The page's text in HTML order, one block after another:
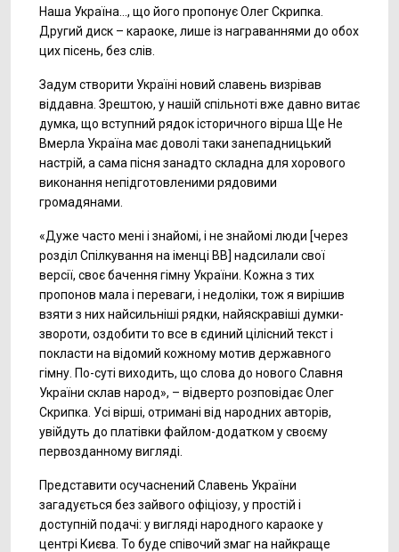
Наша Україна..., що його пропонує Олег Скрипка.
Другий диск – караоке, лише із награваннями до обох
цих пісень, без слів.
Задум створити Україні новий славень визрівав
віддавна. Зрештою, у нашій спільноті вже давно витає
думка, що вступний рядок історичного вірша Ще Не
Вмерла Україна має доволі таки занепадницький
настрій, а сама пісня занадто складна для хорового
виконання непідготовленими рядовими
громадянами.
«Дуже часто мені і знайомі, і не знайомі люди [через
розділ Спілкування на іменці ВВ] надсилали свої
версії, своє бачення гімну України. Кожна з тих
пропонов мала і переваги, і недоліки, тож я вирішив
взяти з них найсильніші рядки, найяскравіші думки-
звороти, оздобити то все в єдиний цілісний текст і
покласти на відомий кожному мотив державного
гімну. По-суті виходить, що слова до нового Славня
України склав народ», – відверто розповідає Олег
Скрипка. Усі вірші, отримані від народних авторів,
увійдуть до платівки файлом-додатком у своєму
первозданному вигляді.
Представити осучаснений Славень України
загадується без зайвого офіціозу, у простій і
доступній подачі: у вигляді народного караоке у
центрі Києва. То буде співочий змаг на найкраще